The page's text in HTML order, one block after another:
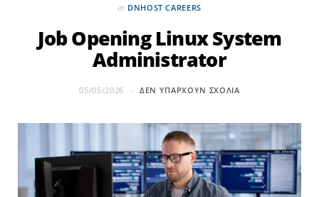
in DNHOST CAREERS
Job Opening Linux System
Administrator
05/05/2026 ΔΕΝ ΥΠΆΡΧΟΥΝ ΣΧΌΛΙΑ